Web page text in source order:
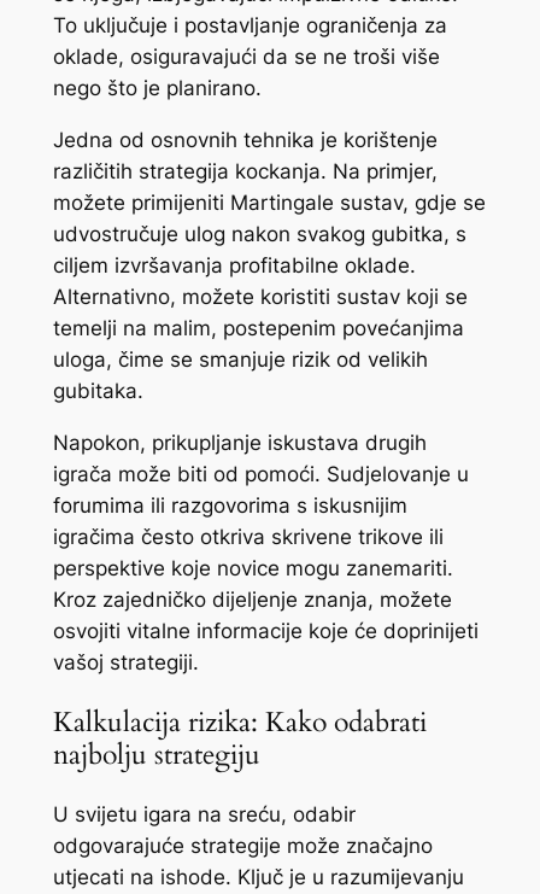
To uključuje i postavljanje ograničenja za
oklade, osiguravajući da se ne troši više
nego što je planirano.
Jedna od osnovnih tehnika je korištenje
različitih strategija kockanja. Na primjer,
možete primijeniti Martingale sustav, gdje se
udvostručuje ulog nakon svakog gubitka, s
ciljem izvršavanja profitabilne oklade.
Alternativno, možete koristiti sustav koji se
temelji na malim, postepenim povećanjima
uloga, čime se smanjuje rizik od velikih
gubitaka.
Napokon, prikupljanje iskustava drugih
igrača može biti od pomoći. Sudjelovanje u
forumima ili razgovorima s iskusnijim
igračima često otkriva skrivene trikove ili
perspektive koje novice mogu zanemariti.
Kroz zajedničko dijeljenje znanja, možete
osvojiti vitalne informacije koje će doprinijeti
vašoj strategiji.
Kalkulacija rizika: Kako odabrati
najbolju strategiju
U svijetu igara na sreću, odabir
odgovarajuće strategije može značajno
utjecati na ishode. Ključ je u razumijevanju